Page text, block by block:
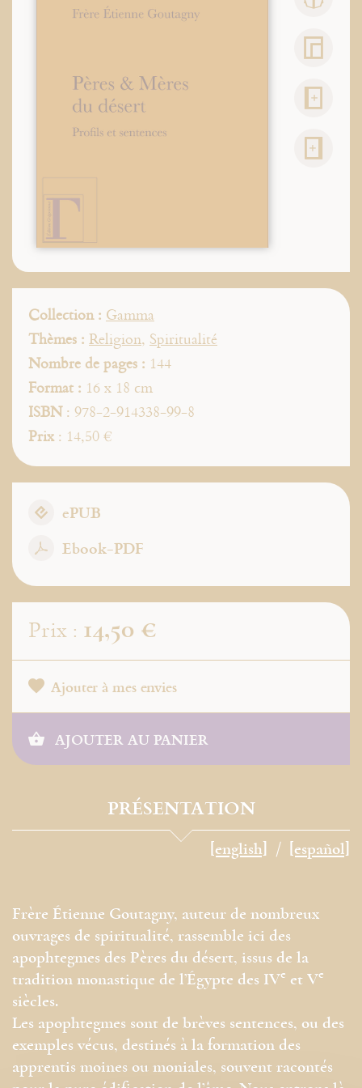
Collection : Gamma
Thèmes : Religion, Spiritualité
Nombre de pages : 144
Format : 16 x 18 cm
ISBN: 978-2-914338-99-8
Prix: 14,50 €
ePUB
Ebook-PDF
Prix : 14,50 €
Ajouter à mes envies
AJOUTER AU PANIER
PRÉSENTATION
[english] [español]
Frère Étienne Goutagny, auteur de nombreux
ouvrages de spiritualité, rassemble ici des
apophtegmes des Pères du désert, issus de la
tradition monastique de l’Égypte des IVe et Ve
siècles.
Les apophtegmes sont de brèves sentences, ou des
exemples vécus, destinés à la formation des
apprentis moines ou moniales, souvent racontés